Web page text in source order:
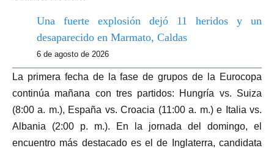
Una fuerte explosión dejó 11 heridos y un
desaparecido en Marmato, Caldas
6 de agosto de 2026
La primera fecha de la fase de grupos de la Eurocopa
continúa mañana con tres partidos: Hungría vs. Suiza
(8:00 a. m.), España vs. Croacia (11:00 a. m.) e Italia vs.
Albania (2:00 p. m.). En la jornada del domingo, el
encuentro más destacado es el de Inglaterra, candidata